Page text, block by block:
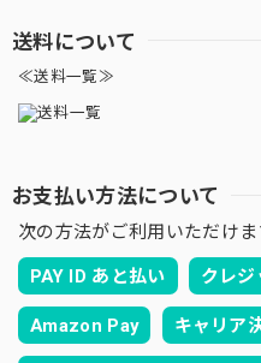
送料について
≪送料一覧≫
お支払い方法について
次の方法がご利用いただけま
PAY ID あと払い クレジ
Amazon Pay キャリア